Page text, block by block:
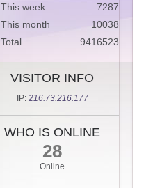
This week
7287
This month
10038
Total
9416523
VISITOR INFO
IP: 216.73.216.177
WHO IS ONLINE
28
Online